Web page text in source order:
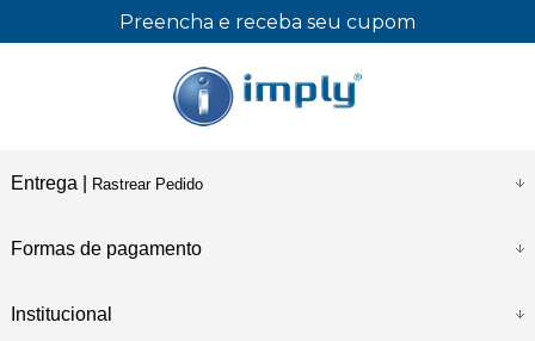
Preencha e receba seu cupom
Entrega | Rastrear Pedido
Formas de pagamento
Institucional